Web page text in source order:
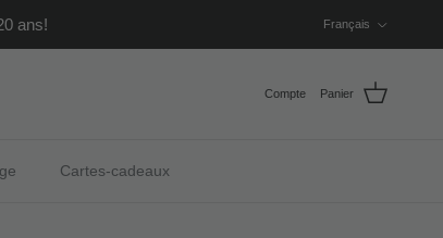
ans!
Français
Compte Panier
Cartes-cadeaux